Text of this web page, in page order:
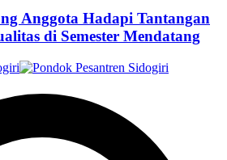
Anggota Hadapi Tantangan
di Semester Mendatang